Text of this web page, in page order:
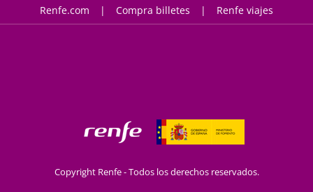
Renfe.com Compra billetes Renfe viajes
Copyright Renfe - Todos los derechos reservados.